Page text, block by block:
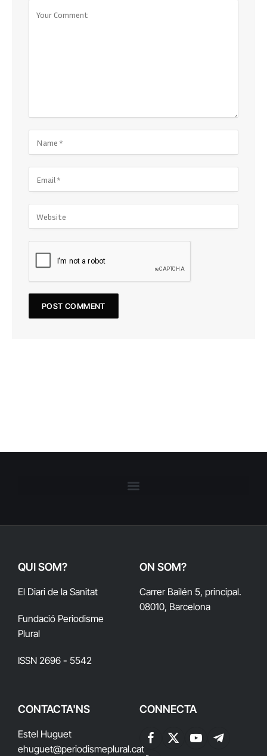
QUI SOM?
El Diari de la Sanitat
Fundació Periodisme
Plural
ISSN 2696 - 5542
ON SOM?
Carrer Bailén 5, principal.
08010, Barcelona
CONTACTA'NS
Estel Huguet
ehuguet@periodismeplural.cat
CONNECTA
Facebook
X
YouTubeTelegram